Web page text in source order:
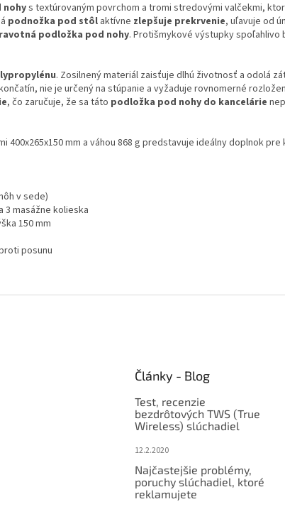
nohys textúrovaným povrchom a tromi stredovými valčekmi,
podnožka pod stôl aktívne zlepšuje prekrvenie, uľavuje od
podložka pod nohy. Protišmykové výstupky spoľahlivo
. Zosilnený materiál zaisťuje dlhú životnosť a odolá
nie je určený na stúpanie a vyžaduje rovnomerné
, čo zaručuje, že sa táto podložka pod nohy do kancelárie
400x265x150 mm a váhou 868 g predstavuje ideálny doplnok pre
v sede)
masážne kolieska
150 mm
posunu
Články - Blog
Test, recenzie
bezdrôtových TWS (True
Wireless) slúchadiel
12.2.2020
Najčastejšie problémy,
poruchy slúchadiel, ktoré
reklamujete